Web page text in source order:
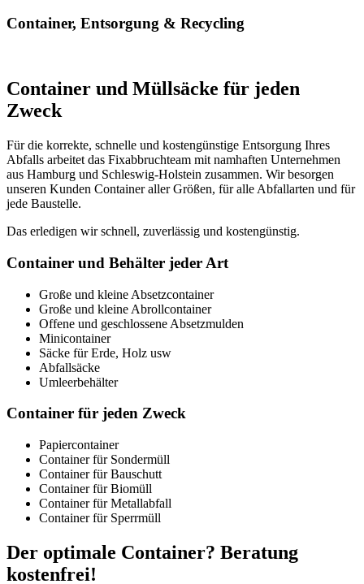
Container, Entsorgung & Recycling
Container und Müllsäcke für jeden
Zweck
Für die korrekte, schnelle und kostengünstige Entsorgung Ihres
Abfalls arbeitet das Fixabbruchteam mit namhaften Unternehmen
aus Hamburg und Schleswig-Holstein zusammen. Wir besorgen
unseren Kunden Container aller Größen, für alle Abfallarten und für
jede Baustelle.
Das erledigen wir schnell, zuverlässig und kostengünstig.
Container und Behälter jeder Art
Große und kleine Absetzcontainer
Große und kleine Abrollcontainer
Offene und geschlossene Absetzmulden
Minicontainer
Säcke für Erde, Holz usw
Abfallsäcke
Umleerbehälter
Container für jeden Zweck
Papiercontainer
Container für Sondermüll
Container für Bauschutt
Container für Biomüll
Container für Metallabfall
Container für Sperrmüll
Der optimale Container? Beratung
kostenfrei!